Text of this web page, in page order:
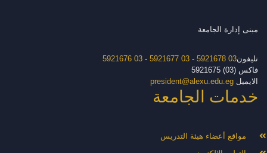
مبنى إدارة الجامعة
تليفون03 5921678
-
03 5921677
-
03 5921676
فاكس (03) 5921675
الايميلpresident@alexu.edu.eg
خدمات الجامعة
مواقع أعضاء هيئة التدريس